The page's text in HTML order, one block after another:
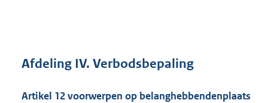
Afdeling IV. Verbodsbepaling
Artikel 12 voorwerpen op belanghebbendenplaats